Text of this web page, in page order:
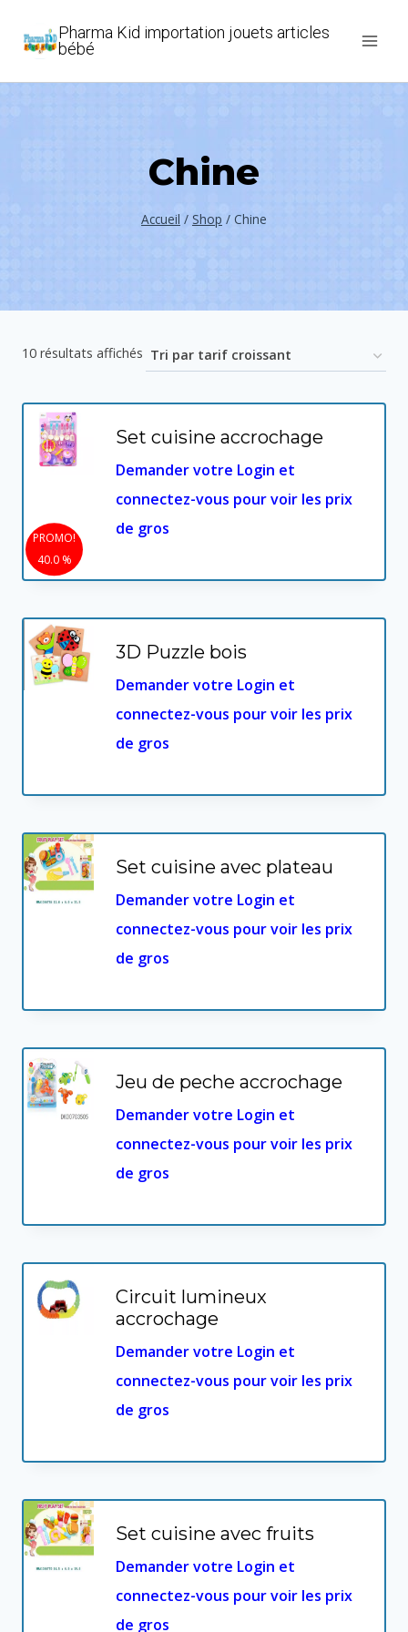
Pharma Kid importation jouets articles
bébé
Chine
Accueil / Shop / Chine
10 résultats affichés Trié
prix
croissant
PROMO!
40.0 %
Set cuisine accrochage
Demander votre Login et
connectez-vous pour voir les prix
de gros
3D Puzzle bois
Demander votre Login et
connectez-vous pour voir les prix
de gros
Set cuisine avec plateau
Demander votre Login et
connectez-vous pour voir les prix
de gros
Jeu de peche accrochage
Demander votre Login et
connectez-vous pour voir les prix
de gros
Circuit lumineux
accrochage
Demander votre Login et
connectez-vous pour voir les prix
de gros
Set cuisine avec fruits
Demander votre Login et
connectez-vous pour voir les prix
de gros